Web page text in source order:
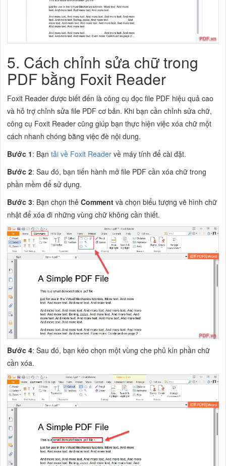
5. Cách chỉnh sửa chữ trong
PDF bằng Foxit Reader
Foxit Reader được biết đến là công cụ đọc file PDF hiệu quả cao
và hỗ trợ chỉnh sửa file PDF cơ bản. Khi bạn cần chỉnh sửa chữ,
công cụ Foxit Reader cũng giúp bạn thực hiện việc xóa chữ một
cách nhanh chóng bằng việc đè nội dung.
Bước 1: Bạntải về Foxit Reader về máy tính để cài đặt.
Bước 2: Sau đó, bạn tiến hành mở file PDF cần xóa chữ trong
phần mềm để sử dụng.
Bước 3: Bạn chọn thẻComment và chọn biểu tượng vẽ hình chữ
nhật để xóa đi những vùng chữ không cần thiết.
Bước 4: Sau đó, bạn kéo chọn một vùng che phủ kín phần chữ
cần xóa.